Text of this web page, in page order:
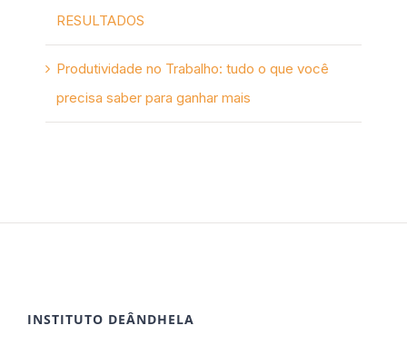
RESULTADOS
Produtividade no Trabalho: tudo o que você
precisa saber para ganhar mais
INSTITUTO DEÂNDHELA